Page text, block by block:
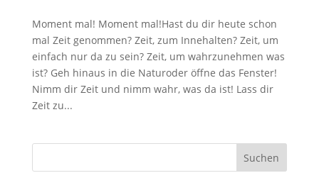
Moment mal! Moment mal!Hast du dir heute schon
mal Zeit genommen? Zeit, zum Innehalten? Zeit, um
einfach nur da zu sein? Zeit, um wahrzunehmen was
ist? Geh hinaus in die Naturoder öffne das Fenster!
Nimm dir Zeit und nimm wahr, was da ist! Lass dir
Zeit zu...
Suchen